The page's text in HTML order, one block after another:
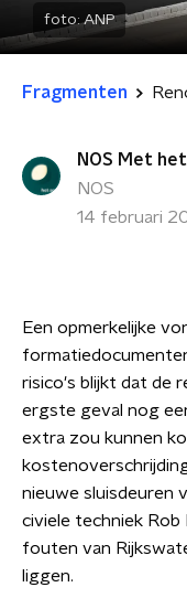
foto:ANP
Fragmenten
NOS Met
NOS
14 februari
Een opmerkelijke
risico's blijkt dat de
ergste geval nog
extra zou kunnen
nieuwe sluisdeuren
civiele techniek Rob
fouten van
liggen.